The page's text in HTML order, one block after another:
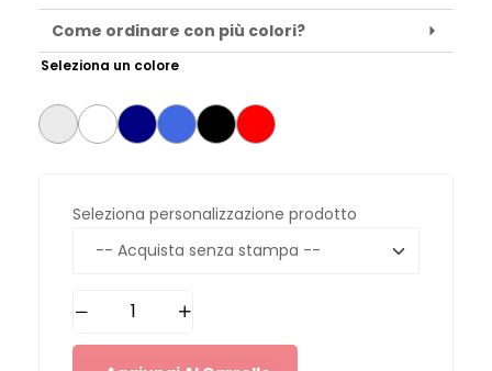
Come ordinare con più colori?
Seleziona un colore
Seleziona personalizzazione prodotto